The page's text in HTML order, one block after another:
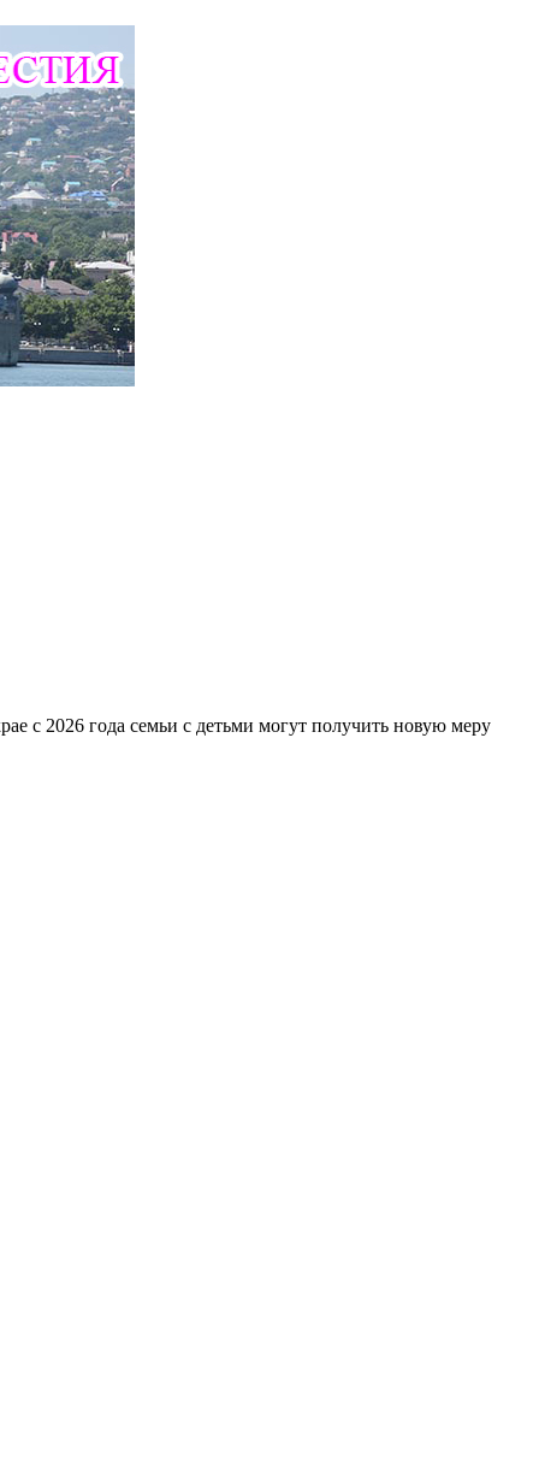
с 2026 года семьи с детьми могут получить новую меру